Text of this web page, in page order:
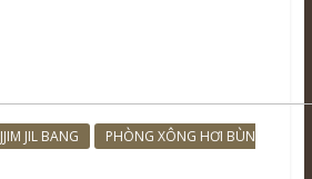
JJIM JIL BANG
PHÒNG XÔNG HƠI BÙN